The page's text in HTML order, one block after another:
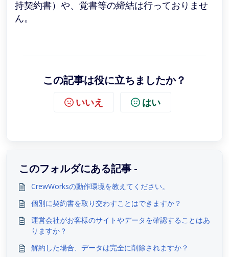
持契約書）や、覚書等の締結は行っておりませ
ん。
この記事は役に立ちましたか？
いいえ はい
このフォルダにある記事 -
CrewWorksの動作環境を教えてください。
個別に契約書を取り交わすことはできますか？
運営会社がお客様のサイトやデータを確認することはあ
りますか？
解約した場合、データは完全に削除されますか？